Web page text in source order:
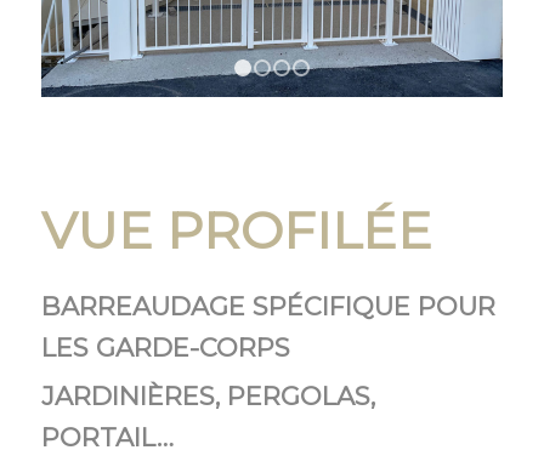
1 2 3 4
VUE PROFILÉE
BARREAUDAGE SPÉCIFIQUE POUR
LES GARDE-CORPS
JARDINIÈRES, PERGOLAS,
PORTAIL…